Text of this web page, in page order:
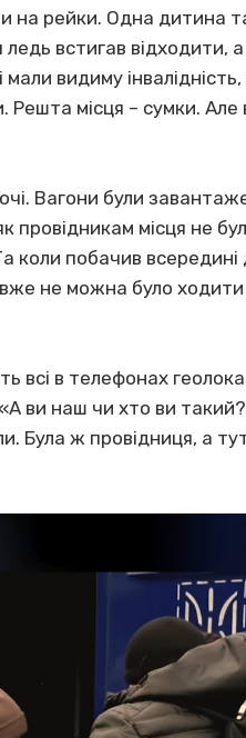
на рейки. Одна дитина
встигав відходити,
видиму інвалідність,
місця – сумки. Але
Вагони були
місця не
коли побачив всередині
не можна було ходити
всі в телефонах
ви наш чи хто ви
Була ж провідниця, а